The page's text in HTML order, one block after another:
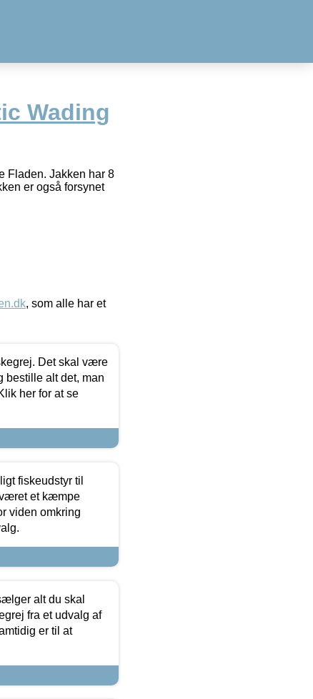
Wading
Fladen. Jakken har 8
er også forsynet
, som alle har et
Det skal være
bestille alt det, man
her for at se
fiskeudstyr til
et kæmpe
viden omkring
alt du skal
fra et udvalg af
er til at